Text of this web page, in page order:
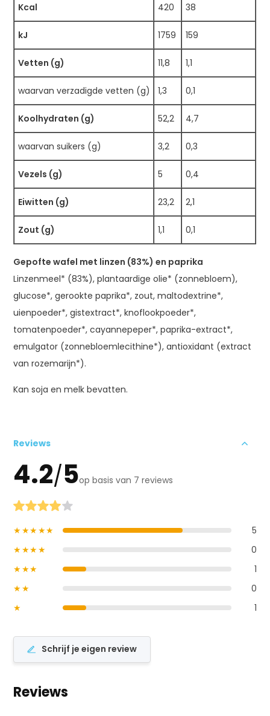
Kcal 420 38
kJ 1759 159
Vetten (g) 11,8 1,1
waarvan verzadigde vetten (g) 1,3 0,1
Koolhydraten (g) 52,2 4,7
waarvan suikers (g) 3,2 0,3
Vezels (g) 5 0,4
Eiwitten (g) 23,2 2,1
Zout (g) 1,1 0,1
Gepofte wafel met linzen (83%) en paprika
Linzenmeel* (83%), plantaardige olie* (zonnebloem),
glucose*, gerookte paprika*, zout, maltodextrine*,
uienpoeder*, gistextract*, knoflookpoeder*,
tomatenpoeder*, cayannepeper*, paprika-extract*,
emulgator (zonnebloemlecithine*), antioxidant (extract
van rozemarijn*).
Kan soja en melk bevatten.
Reviews
4.2/5op basis van 7 reviews
★★★★★
5
★★★★
0
★★★
1
★★
0
★
1
Schrijf je eigen review
Reviews